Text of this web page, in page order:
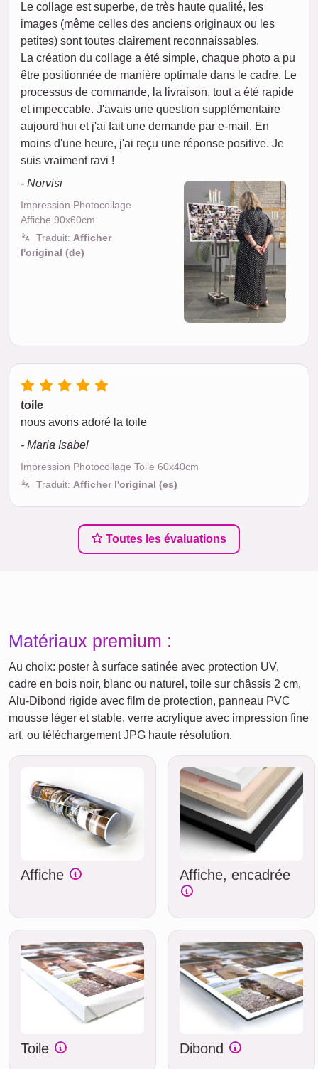
Le collage est superbe, de très haute qualité, les
images (même celles des anciens originaux ou les
petites) sont toutes clairement reconnaissables.
La création du collage a été simple, chaque photo a pu
être positionnée de manière optimale dans le cadre. Le
processus de commande, la livraison, tout a été rapide
et impeccable. J'avais une question supplémentaire
aujourd'hui et j'ai fait une demande par e-mail. En
moins d'une heure, j'ai reçu une réponse positive. Je
suis vraiment ravi !
- Norvisi
Impression Photocollage
Affiche 90x60cm
Traduit: Afficher
l'original (de)
toile
nous avons adoré la toile
- Maria Isabel
Impression Photocollage Toile 60x40cm
Traduit: Afficher l'original (es)
Toutes les évaluations
Matériaux premium :
Au choix: poster à surface satinée avec protection UV,
cadre en bois noir, blanc ou naturel, toile sur châssis 2 cm,
Alu-Dibond rigide avec film de protection, panneau PVC
mousse léger et stable, verre acrylique avec impression fine
art, ou téléchargement JPG haute résolution.
Affiche Affiche, encadrée
Toile Dibond